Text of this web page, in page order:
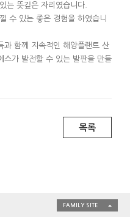
는 뜻깊은 자리였습니다.
수 있는 좋은 경험을 하였습니
과 함께 지속적인 해양플랜트 산
스가 발전할 수 있는 발판을 만들
목록
FAMILY SITE